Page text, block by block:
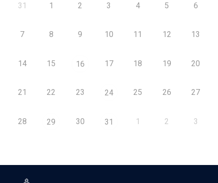
31 1 2 3 4 5 6
7 8 9 10 11 12 13
14 15 16 17 18 19 20
21 22 23 24 25 26 27
28 29 30 31 1 2 3